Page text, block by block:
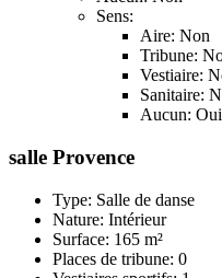
Sens:
Aire: Non
Tribune:
Vestiaire:
Sanitaire:
Aucun: Oui
salle Provence
Type: Salle de danse
Nature: Intérieur
Surface: 165 m²
Places de tribune: 0